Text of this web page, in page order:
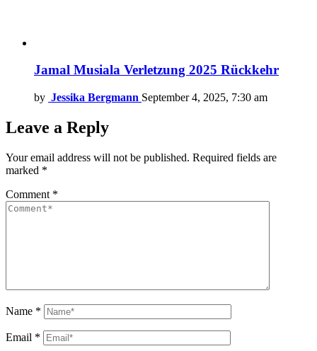
Jamal Musiala Verletzung 2025 Rückkehr
by Jessika Bergmann September 4, 2025, 7:30 am
Leave a Reply
Your email address will not be published. Required fields are
marked *
Comment *
Name *
Email *